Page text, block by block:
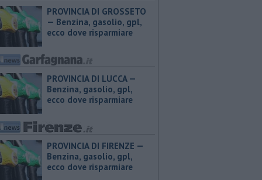
PROVINCIA DI GROSSETO
— ​Benzina, gasolio, gpl,
ecco dove risparmiare
PROVINCIA DI LUCCA — ​
Benzina, gasolio, gpl,
ecco dove risparmiare
PROVINCIA DI FIRENZE — ​
Benzina, gasolio, gpl,
ecco dove risparmiare